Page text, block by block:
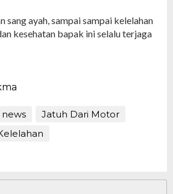
sang ayah, sampai sampai kelelahan
kesehatan bapak ini selalu terjaga
Jatuh Dari Motor